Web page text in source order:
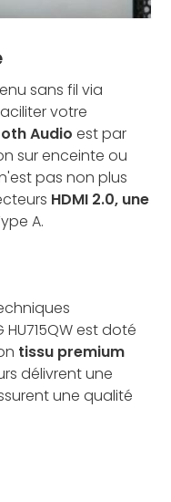
sans fil via
votre
Audio est par
sur enceinte ou
pas non plus
HDMI 2.0, une
A.
est doté
tissu premium
délivrent une
une qualité